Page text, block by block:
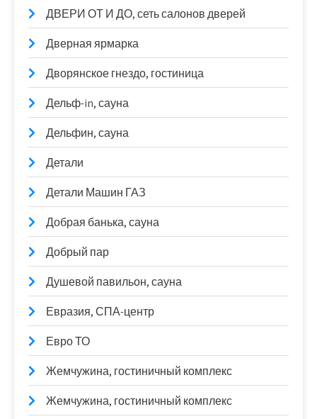
ДВЕРИ ОТ И ДО, сеть салонов дверей
Дверная ярмарка
Дворянское гнездо, гостиница
Дельф-in, сауна
Дельфин, сауна
Детали
Детали Машин ГАЗ
Добрая банька, сауна
Добрый пар
Душевой павильон, сауна
Евразия, СПА-центр
Евро ТО
Жемчужина, гостиничный комплекс
Жемчужина, гостиничный комплекс